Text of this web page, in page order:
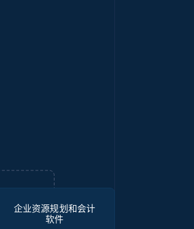
企业资源规划和会计
软件